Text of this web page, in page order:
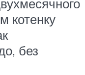
котенку
без